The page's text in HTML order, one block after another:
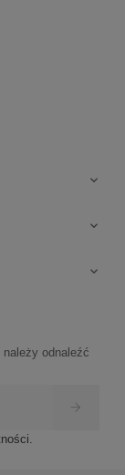



odnaleźć